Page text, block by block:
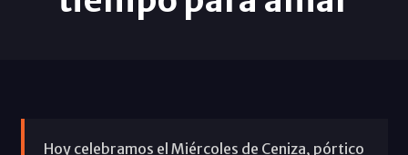
Hoy celebramos el Miércoles de Ceniza, pórtico